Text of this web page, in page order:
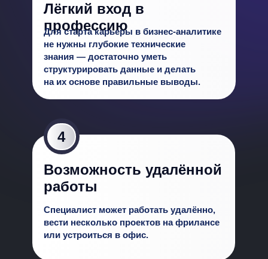
Лёгкий вход в
профессию
Для старта карьеры в бизнес-аналитике
не нужны глубокие технические
знания — достаточно уметь
структурировать данные и делать
на их основе правильные выводы.
Возможность удалённой
работы
Специалист может работать удалённо,
вести несколько проектов на фрилансе
или устроиться в офис.
4
Средний
Продвинутый